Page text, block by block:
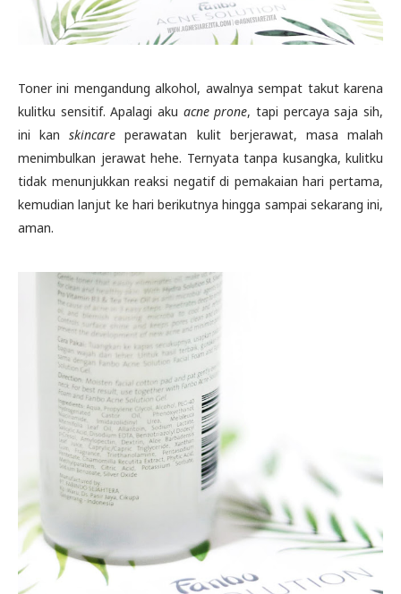
Toner ini mengandung alkohol, awalnya sempat takut karena
kulitku sensitif. Apalagi aku acne prone, tapi percaya saja sih,
ini kanskincare perawatan kulit berjerawat, masa malah
menimbulkan jerawat hehe. Ternyata tanpa kusangka, kulitku
tidak menunjukkan reaksi negatif di pemakaian hari pertama,
kemudian lanjut ke hari berikutnya hingga sampai sekarang ini,
aman.